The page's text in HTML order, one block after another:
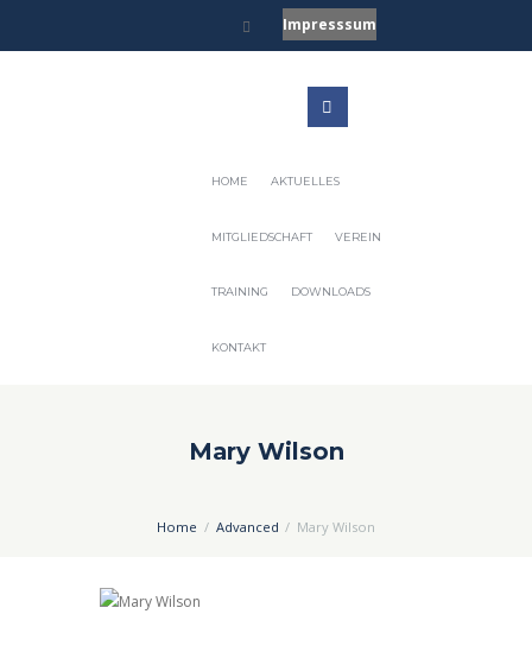
Impresssum
HOME AKTUELLES
MITGLIEDSCHAFT VEREIN
TRAINING DOWNLOADS
KONTAKT
Mary Wilson
Home Advanced Mary Wilson